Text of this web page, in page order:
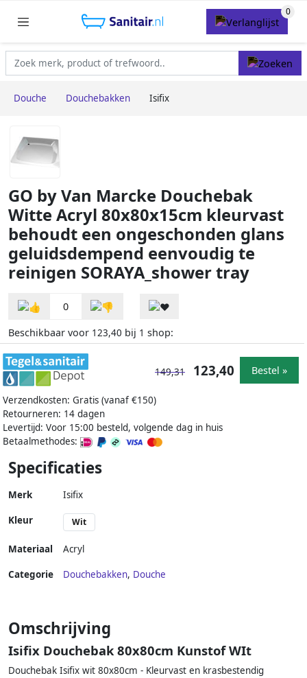
Douche Douchebakken Isifix
GO by Van Marcke Douchebak
Witte Acryl 80x80x15cm kleurvast
behoudt een ongeschonden glans
geluidsdempend eenvoudig te
reinigen SORAYA_shower tray
0
Beschikbaar voor 123,40 bij 1 shop:
Verzendkosten: Gratis (vanaf €150)
Retourneren: 14 dagen
Levertijd: Voor 15:00 besteld, volgende dag in huis
Betaalmethodes:
149,31 123,40 Bestel »
Specificaties
Merk Isifix
Kleur Wit
Materiaal Acryl
Categorie Douchebakken, Douche
Omschrijving
Isifix Douchebak 80x80cm Kunstof WIt
Douchebak Isifix wit 80x80cm - Kleurvast en krasbestendig